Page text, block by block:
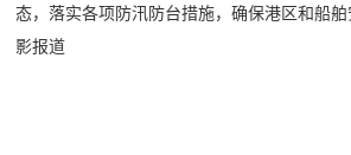
态，落实各项防汛防台措施，确保港区和船
影报道